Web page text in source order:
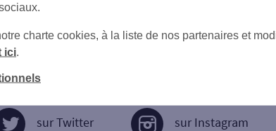
sur Twitter sur Instagram
charte cookies, à la liste de nos partenaires et
ici